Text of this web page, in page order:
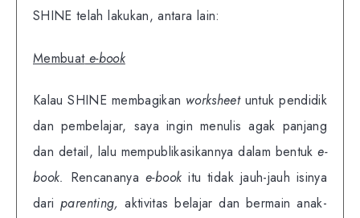
SHINE telah lakukan, antara lain:
Membuate-book
Kalau SHINE membagikan worksheetuntuk pendidik
dan pembelajar, saya ingin menulis agak panjang
dan detail, lalu mempublikasikannya dalam bentuke-
book. Rencananyae-book itu tidak jauh-jauh isinya
dariparenting, aktivitas belajar dan bermain anak-